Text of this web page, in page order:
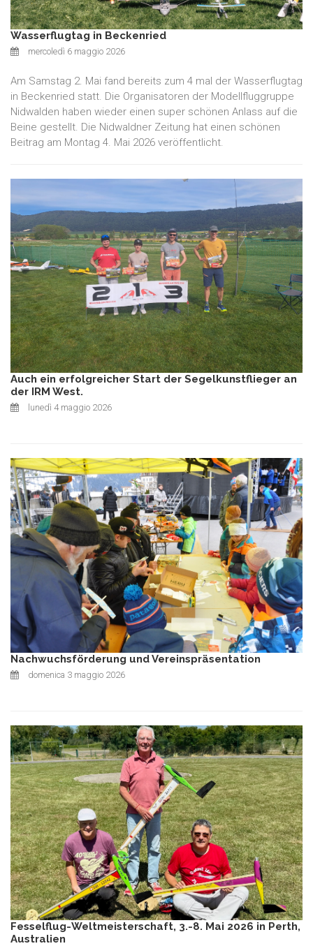
Wasserflugtag in Beckenried
mercoledì 6 maggio 2026
Am Samstag 2. Mai fand bereits zum 4 mal der Wasserflugtag
in Beckenried statt. Die Organisatoren der Modellfluggruppe
Nidwalden haben wieder einen super schönen Anlass auf die
Beine gestellt. Die Nidwaldner Zeitung hat einen schönen
Beitrag am Montag 4. Mai 2026 veröffentlicht.
Auch ein erfolgreicher Start der Segelkunstflieger an
der IRM West.
lunedì 4 maggio 2026
Nachwuchsförderung und Vereinspräsentation
domenica 3 maggio 2026
Fesselflug-Weltmeisterschaft, 3.-8. Mai 2026 in Perth,
Australien